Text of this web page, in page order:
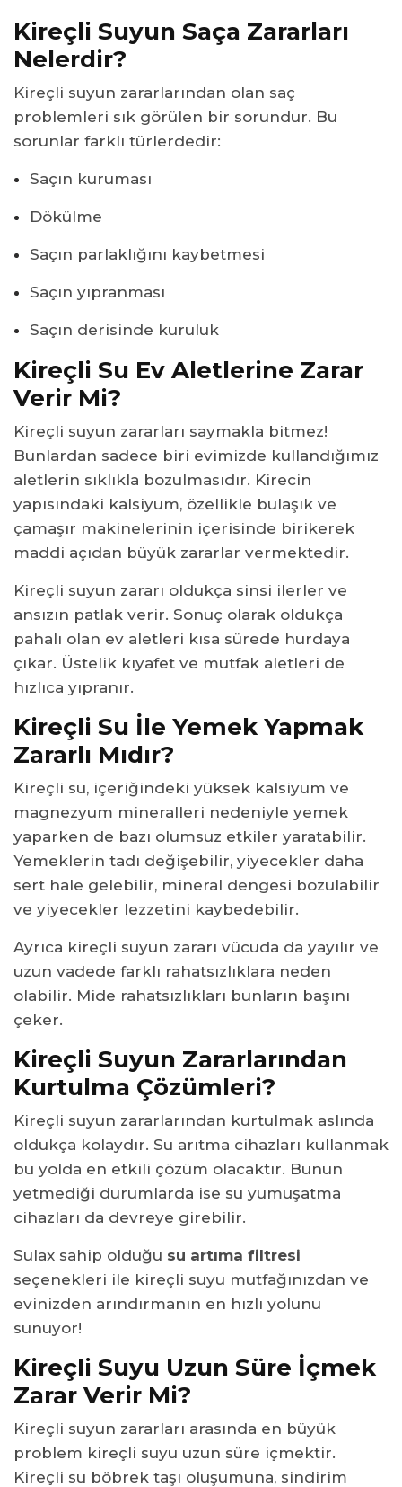
Kireçli Suyun Saça Zararları
Nelerdir?
Kireçli suyun zararlarından olan saç
problemleri sık görülen bir sorundur. Bu
sorunlar farklı türlerdedir:
Saçın kuruması
Dökülme
Saçın parlaklığını kaybetmesi
Saçın yıpranması
Saçın derisinde kuruluk
Kireçli Su Ev Aletlerine Zarar
Verir Mi?
Kireçli suyun zararları saymakla bitmez!
Bunlardan sadece biri evimizde kullandığımız
aletlerin sıklıkla bozulmasıdır. Kirecin
yapısındaki kalsiyum, özellikle bulaşık ve
çamaşır makinelerinin içerisinde birikerek
maddi açıdan büyük zararlar vermektedir.
Kireçli suyun zararı oldukça sinsi ilerler ve
ansızın patlak verir. Sonuç olarak oldukça
pahalı olan ev aletleri kısa sürede hurdaya
çıkar. Üstelik kıyafet ve mutfak aletleri de
hızlıca yıpranır.
Kireçli Su İle Yemek Yapmak
Zararlı Mıdır?
Kireçli su, içeriğindeki yüksek kalsiyum ve
magnezyum mineralleri nedeniyle yemek
yaparken de bazı olumsuz etkiler yaratabilir.
Yemeklerin tadı değişebilir, yiyecekler daha
sert hale gelebilir, mineral dengesi bozulabilir
ve yiyecekler lezzetini kaybedebilir.
Ayrıca kireçli suyun zararı vücuda da yayılır ve
uzun vadede farklı rahatsızlıklara neden
olabilir. Mide rahatsızlıkları bunların başını
çeker.
Kireçli Suyun Zararlarından
Kurtulma Çözümleri?
Kireçli suyun zararlarından kurtulmak aslında
oldukça kolaydır. Su arıtma cihazları kullanmak
bu yolda en etkili çözüm olacaktır. Bunun
yetmediği durumlarda ise su yumuşatma
cihazları da devreye girebilir.
Sulax sahip olduğu su artıma filtresi
seçenekleri ile kireçli suyu mutfağınızdan ve
evinizden arındırmanın en hızlı yolunu
sunuyor!
Kireçli Suyu Uzun Süre İçmek
Zarar Verir Mi?
Kireçli suyun zararları arasında en büyük
problem kireçli suyu uzun süre içmektir.
Kireçli su böbrek taşı oluşumuna, sindirim